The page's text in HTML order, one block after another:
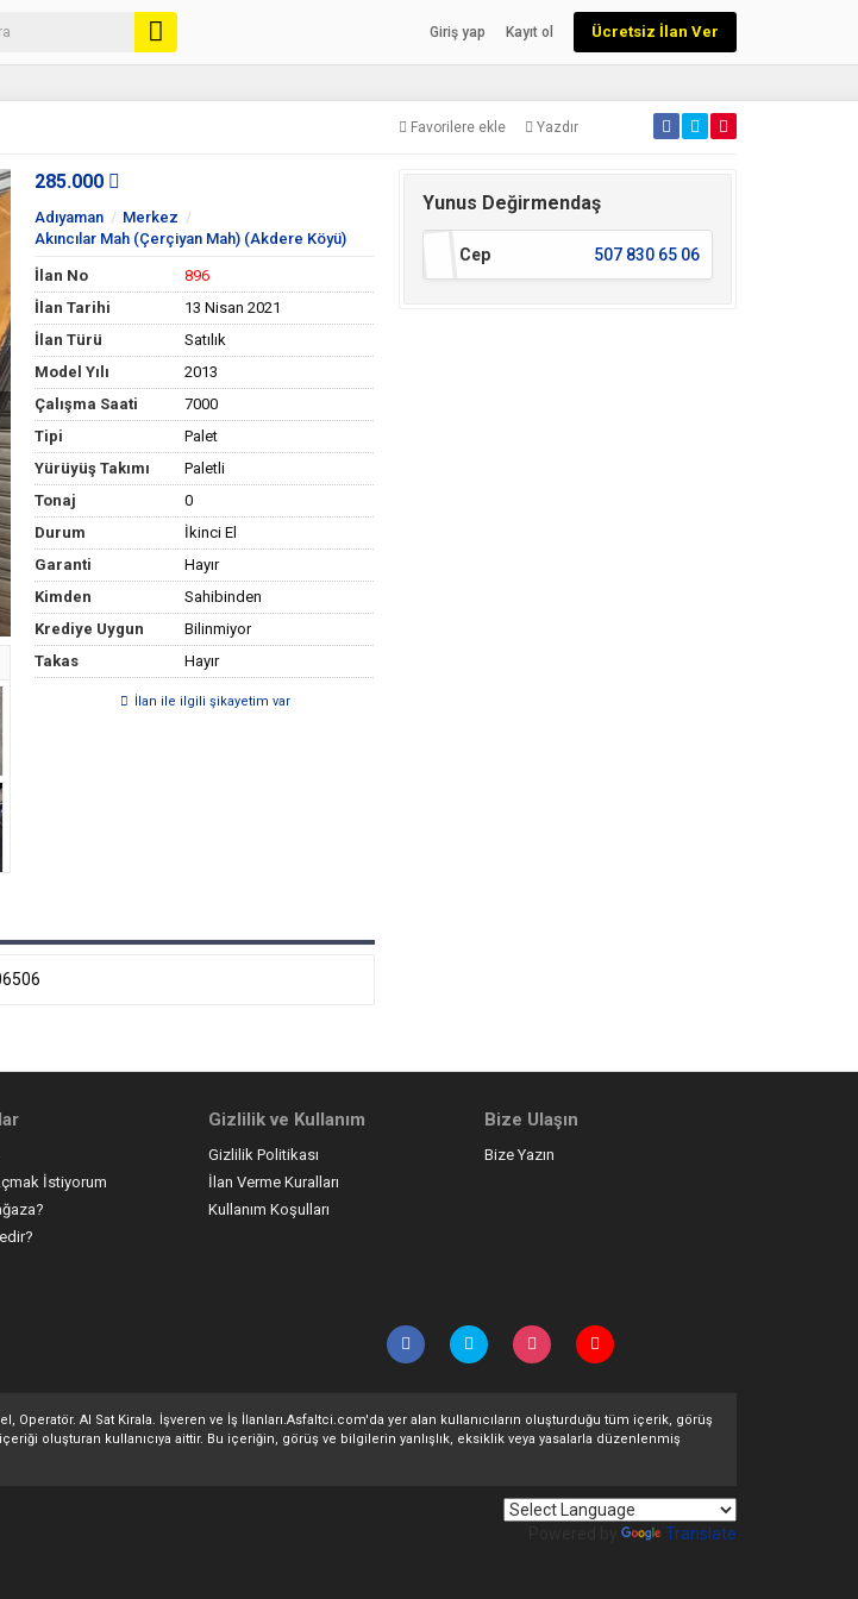
Giriş yap Kayıt ol Ücretsiz İlan Ver
Favorilere ekle Yazdır
285.000
Adıyaman
Merkez
Akıncılar Mah (Çerçiyan Mah) (Akdere Köyü)
İlan No
896
İlan Tarihi
13 Nisan 2021
İlan Türü
Satılık
Model Yılı
2013
Çalışma Saati
7000
Tipi
Palet
Yürüyüş Takımı
Paletli
Tonaj
0
Durum
İkinci El
Garanti
Hayır
Kimden
Sahibinden
Krediye Uygun
Bilinmiyor
Takas
Hayır
İlan ile ilgili şikayetim var
Yunus Değirmendaş
Cep 507 830 65 06
İstiyorum
Gizlilik ve Kullanım
Gizlilik Politikası
İlan Verme Kuralları
Kullanım Koşulları
Bize Ulaşın
Bize Yazın
Al Sat Kirala. İşveren ve İş İlanları.Asfaltci.com'da yer alan kullanıcıların oluşturduğu tüm içerik, görüş
oluşturan kullanıcıya aittir. Bu içeriğin, görüş ve bilgilerin yanlışlık, eksiklik veya yasalarla düzenlenmiş
Translate